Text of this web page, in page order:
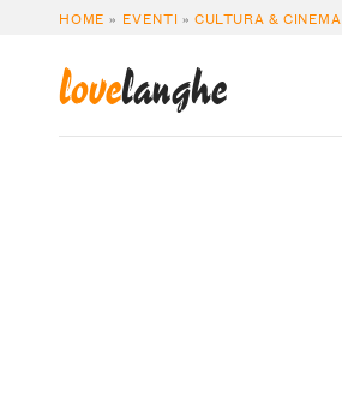
HOME » EVENTI »CULTURA & CINEMA
lovelanghe